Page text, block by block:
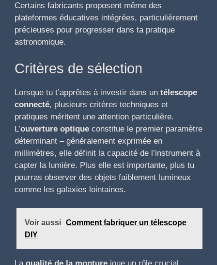
Certains fabricants proposent même des
plateformes éducatives intégrées, particulièrement
précieuses pour progresser dans ta pratique
astronomique.
Critères de sélection
Lorsque tu t’apprêtes à investir dans un télescope
connecté, plusieurs critères techniques et
pratiques méritent une attention particulière.
L’ouverture optique constitue le premier paramètre
déterminant – généralement exprimée en
millimètres, elle définit la capacité de l’instrument à
capter la lumière. Plus elle est importante, plus tu
pourras observer des objets faiblement lumineux
comme les galaxies lointaines.
Voir aussi Comment fabriquer un télescope
DIY
La qualité de la monture joue un rôle crucial,